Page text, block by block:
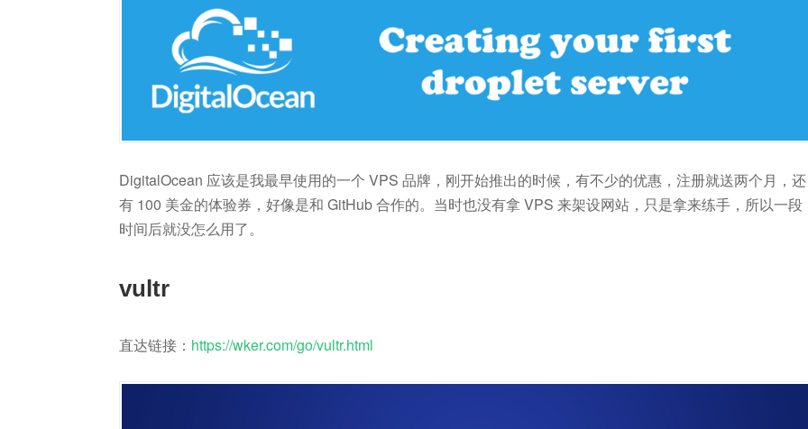
DigitalOcean 应该是我最早使用的一个 VPS 品牌，刚开始推出的时候，有不少的优惠，注册就送两个月，还
有 100 美金的体验券，好像是和 GitHub 合作的。当时也没有拿 VPS 来架设网站，只是拿来练手，所以一段
时间后就没怎么用了。
vultr
直达链接： https://wker.com/go/vultr.html